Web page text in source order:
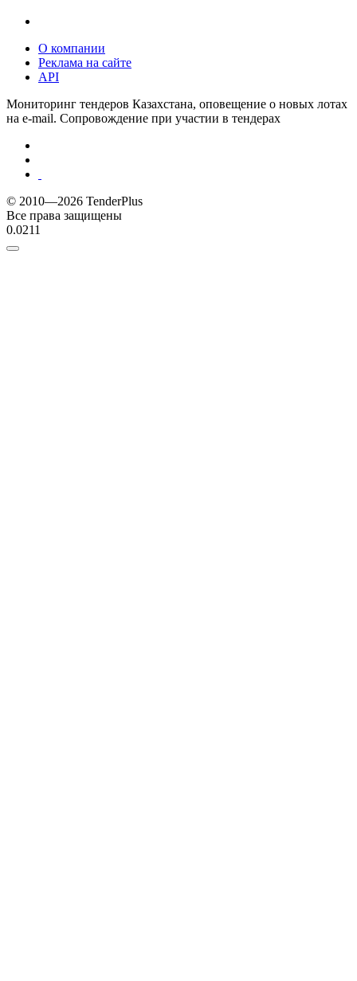
О компании
Реклама на сайте
API
Мониторинг тендеров Казахстана, оповещение о новых лотах
на e-mail. Сопровождение при участии в тендерах
© 2010—2026 TenderPlus
Все права защищены
0.0211